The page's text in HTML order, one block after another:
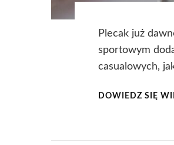
Plecak już
sportowym
casualowych,
DOWIEDZ SIĘ